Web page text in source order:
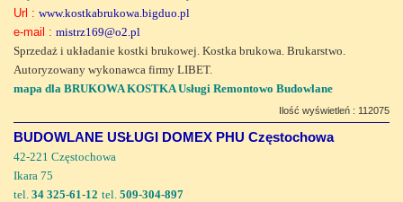
Url : www.kostkabrukowa.bigduo.pl
e-mail : mistrz169@o2.pl
Sprzedaż i układanie kostki brukowej. Kostka brukowa. Brukarstwo.
Autoryzowany wykonawca firmy LIBET.
mapa dla BRUKOWA KOSTKA Usługi Remontowo Budowlane
Ilość wyświetleń : 112075
BUDOWLANE USŁUGI DOMEX PHU Częstochowa
42-221 Częstochowa
Ikara 75
tel. 34 325-61-12 tel. 509-304-897